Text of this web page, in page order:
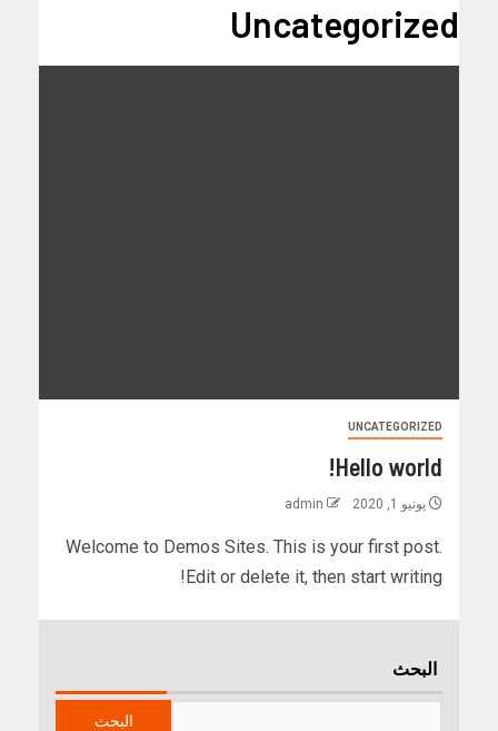
Uncategorized
UNCATEGORIZED
Hello world!
يونيو 1, 2020 admin
Welcome to Demos Sites. This is your first post.
Edit or delete it, then start writing!
البحث
البحث